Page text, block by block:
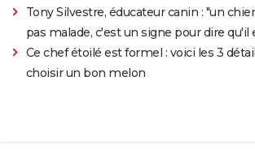
Tony Silvestre, éducateur canin : "un
pas malade, c'est un signe pour dire qu'il
Ce chef étoilé est formel : voici les 3
choisir un bon melon